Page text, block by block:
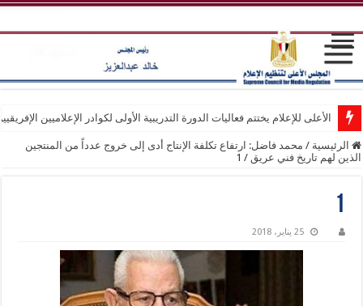
الأعلى للإعلام يختتم فعاليات الدورة التدريبية الأولى لكوادر الإعلاميين
الرئيسية / محمد فاضل: ارتفاع تكلفة الإنتاج أدى إلى خروج عدداً من المنتجين
الذين لهم تاريخ فني عريق /
1
1
25 يناير، 2018